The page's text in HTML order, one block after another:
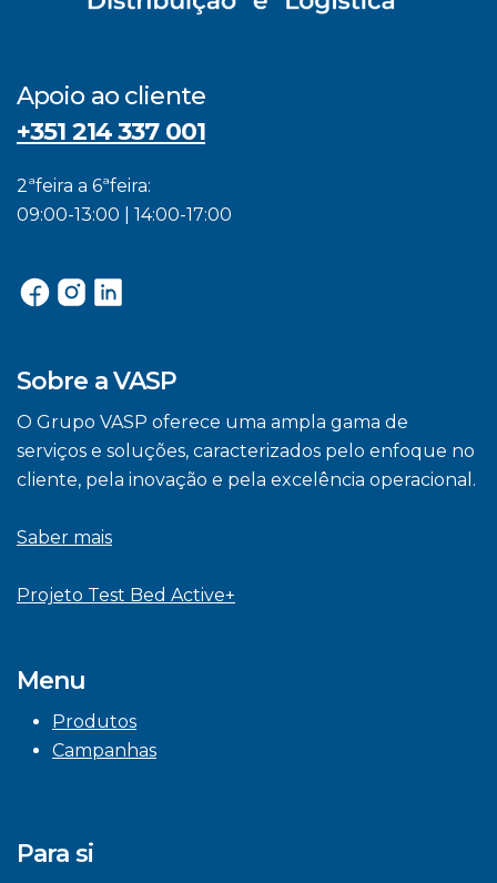
Apoio ao cliente
+351 214 337 001
2ªfeira a 6ªfeira:
09:00-13:00 | 14:00-17:00
Sobre a VASP
O Grupo VASP oferece uma ampla gama de
serviços e soluções, caracterizados pelo enfoque no
cliente, pela inovação e pela excelência operacional.
Saber mais
Projeto Test Bed Active+
Menu
Produtos
Campanhas
Para si